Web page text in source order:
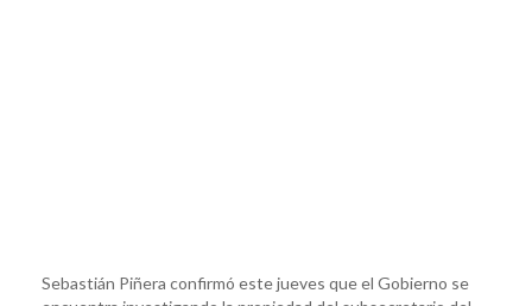
Sebastián Piñera confirmó este jueves que el Gobierno se